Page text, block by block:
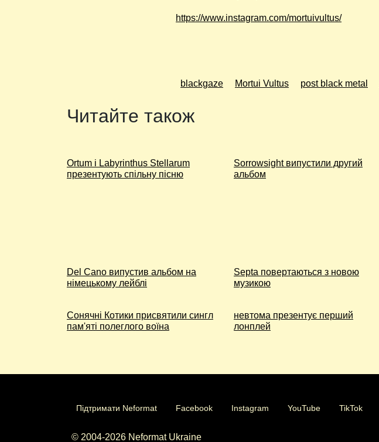
https://www.instagram.com/mortuivultus/
blackgaze Mortui Vultus post black metal
Читайте також
Ortum і Labyrinthus Stellarum
презентують спільну пісню
Sorrowsight випустили другий
альбом
Del Cano випустив альбом на
німецькому лейблі
Septa повертаються з новою
музикою
Сонячні Котики присвятили сингл
пам'яті полеглого воїна
невтома презентує перший
лонплей
Підтримати Neformat Facebook Instagram YouTube TikTok
© 2004-2026 Neformat Ukraine